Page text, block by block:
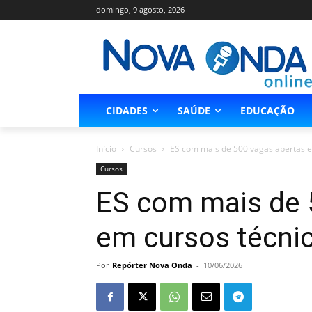
domingo, 9 agosto, 2026
CIDADES SAÚDE EDUCAÇÃO
Início Cursos ES com mais de 500 vagas abertas
Cursos
ES com mais
em cursos
Por Repórter Nova Onda - 10/06/2026